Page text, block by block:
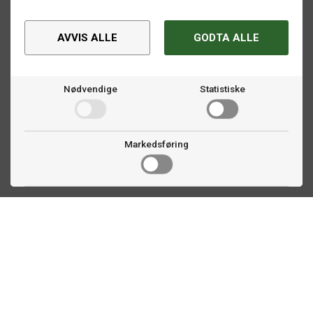
AVVIS ALLE GODTA ALLE
Nødvendige Statistiske
Markedsføring